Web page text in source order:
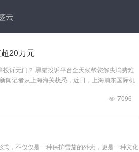
云
20万元
诉无门？ 黑猫投诉平台全天候帮您解决消费难
闻记者从上海海关获悉，近日，上海浦东国际机
获超量雪茄1968支，预计案值20万元以上。目
7096
，不仅仅是一种保护雪茄的外壳，更是一种文化